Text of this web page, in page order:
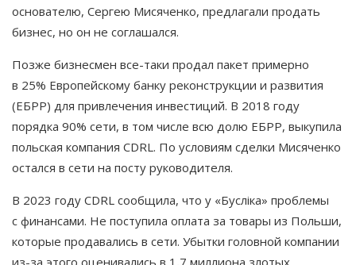
основателю, Сергею Мисяченко, предлагали продать
бизнес, но он не соглашался.
Позже бизнесмен все-таки продал пакет примерно
в 25% Европейскому банку реконструкции и развития
(ЕБРР) для привлечения инвестиций. В 2018 году
порядка 90% сети, в том числе всю долю ЕБРР, выкупила
польская компания CDRL. По условиям сделки Мисяченко
остался в сети на посту руководителя.
В 2023 году CDRL сообщила, что у «Буслiка» проблемы
с финансами. Не поступила оплата за товары из Польши,
которые продавались в сети. Убытки головной компании